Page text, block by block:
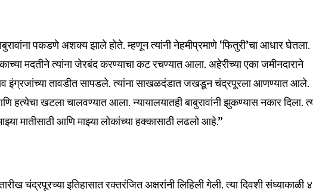
पकडणे अशक्य झाले होते. म्हणून त्यांनी नेहमीप्रमाणे ‘फितुरी’चा आधार घेतला.
मदतीने त्यांना जेरबंद करण्याचा कट रचण्यात आला. अहेरीच्या एका जमीनदाराने
इंग्रजांच्या तावडीत सापडले. त्यांना साखळदंडात जखडून चंद्रपूरला आणण्यात आले.
हत्येचा खटला चालवण्यात आला. न्यायालयातही बाबुरावांनी झुकण्यास नकार दिला.
मातीसाठी आणि माझ्या लोकांच्या हक्कासाठी लढलो आहे.”
चंद्रपूरच्या इतिहासात रक्तरंजित अक्षरांनी लिहिली गेली. त्या दिवशी संध्याकाळी ४